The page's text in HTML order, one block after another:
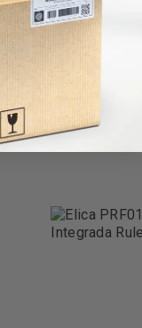
Más información
gratuito